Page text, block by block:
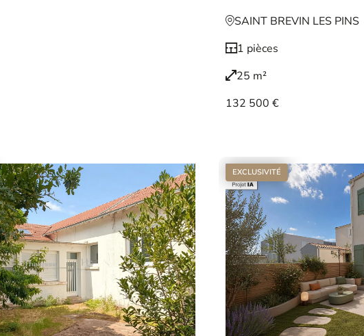
SAINT BREVIN LES PINS
1 pièces
25 m²
132 500 €
EXCLUSIVITÉ